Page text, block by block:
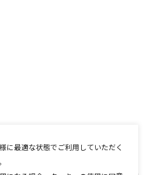
に最適な状態でご利用していただく